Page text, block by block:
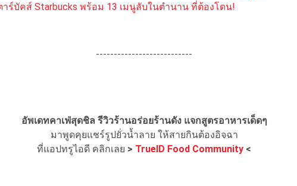
าร์บัคส์ Starbucks พร้อม 13 เมนูลับในตำนาน ที่ต้องโดน!
---------------------------
อัพเดทคาเฟ่สุดชิล รีวิวร้านอร่อยร้านดัง แจกสูตรอาหารเด็ดๆ
มาพูดคุยแชร์รูปยั่วน้ำลาย ให้สายกินต้องอิจฉา
ที่แอปทรูไอดี คลิกเลย > TrueID Food Community <